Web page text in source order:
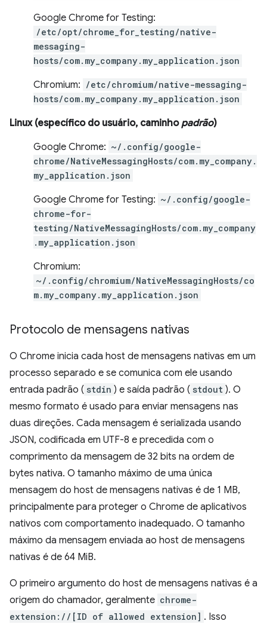
Google Chrome for Testing:
/etc/opt/chrome_for_testing/native-
messaging-
hosts/com.my_company.my_application.json
Chromium: /etc/chromium/native-messaging-
hosts/com.my_company.my_application.json
Linux (específico do usuário, caminhopadrão)
Google Chrome: ~/.config/google-
chrome/NativeMessagingHosts/com.my_company.
my_application.json
Google Chrome for Testing: ~/.config/google-
chrome-for-
testing/NativeMessagingHosts/com.my_company
.my_application.json
Chromium:
~/.config/chromium/NativeMessagingHosts/co
m.my_company.my_application.json
Protocolo de mensagens nativas
O Chrome inicia cada host de mensagens nativas em um
processo separado e se comunica com ele usando
entrada padrão ( stdin ) e saída padrão ( stdout ). O
mesmo formato é usado para enviar mensagens nas
duas direções. Cada mensagem é serializada usando
JSON, codificada em UTF-8 e precedida com o
comprimento da mensagem de 32 bits na ordem de
bytes nativa. O tamanho máximo de uma única
mensagem do host de mensagens nativas é de 1 MB,
principalmente para proteger o Chrome de aplicativos
nativos com comportamento inadequado. O tamanho
máximo da mensagem enviada ao host de mensagens
nativas é de 64 MiB.
O primeiro argumento do host de mensagens nativas é a
origem do chamador, geralmente chrome-
extension://[ID of allowed extension] . Isso